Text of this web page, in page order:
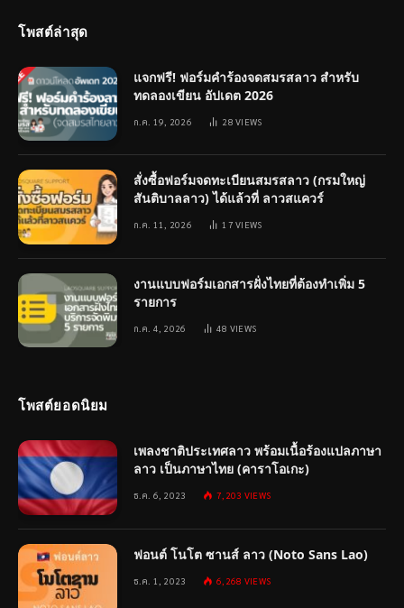
โพสต์ล่าสุด
แจกฟรี! ฟอร์มคำร้องจดสมรสลาว สำหรับ
ทดลองเขียน อัปเดต 2026
ก.ค. 19, 2026 28VIEWS
สั่งซื้อฟอร์มจดทะเบียนสมรสลาว (กรมใหญ่
สันติบาลลาว) ได้แล้วที่ ลาวสแควร์
ก.ค. 11, 2026 17VIEWS
งานแบบฟอร์มเอกสารฝั่งไทยที่ต้องทำเพิ่ม 5
รายการ
ก.ค. 4, 2026 48 VIEWS
โพสต์ยอดนิยม
เพลงชาติประเทศลาว พร้อมเนื้อร้องแปลภาษา
ลาว เป็นภาษาไทย (คาราโอเกะ)
ธ.ค. 6, 2023 7,203 VIEWS
ฟอนต์ โนโต ซานส์ ลาว (Noto Sans Lao)
ธ.ค. 1, 2023 6,268 VIEWS